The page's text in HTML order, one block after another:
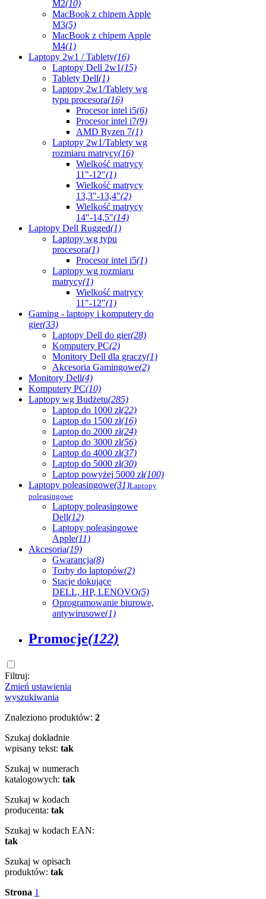
M2(10)
MacBook z chipem Apple
M3(5)
MacBook z chipem Apple
M4(1)
Laptopy 2w1 / Tablety(16)
Laptopy Dell 2w1(15)
Tablety Dell(1)
Laptopy 2w1/Tablety wg
typu procesora(16)
Procesor intel i5(6)
Procesor intel i7(9)
AMD Ryzen 7(1)
Laptopy 2w1/Tablety wg
rozmiaru matrycy(16)
Wielkość matrycy
11"-12"(1)
Wielkość matrycy
13,3"-13,4"(2)
Wielkość matrycy
14"-14,5"(14)
Laptopy Dell Rugged(1)
Laptopy wg typu
procesora(1)
Procesor intel i5(1)
Laptopy wg rozmiaru
matrycy(1)
Wielkość matrycy
11"-12"(1)
Gaming - laptopy i komputery do
gier(33)
Laptopy Dell do gier(28)
Komputery PC(2)
Monitory Dell dla graczy(1)
Akcesoria Gamingowe(2)
Monitory Dell(4)
Komputery PC(10)
Laptopy wg Budżetu(285)
Laptop do 1000 zł(22)
Laptop do 1500 zł(16)
Laptop do 2000 zł(24)
Laptop do 3000 zł(56)
Laptop do 4000 zł(37)
Laptop do 5000 zł(30)
Laptop powyżej 5000 zł(100)
Laptopy poleasingowe(31)Laptopy
poleasingowe
Laptopy poleasingowe
Dell(12)
Laptopy poleasingowe
Apple(11)
Akcesoria(19)
Gwarancja(8)
Torby do laptopów(2)
Stacje dokujące
DELL, HP, LENOVO(5)
Oprogramowanie biurowe,
antywirusowe(1)
Promocje(122)
Filtruj:
Zmień ustawienia
wyszukiwania
Znaleziono produktów: 2
Szukaj dokładnie
wpisany tekst: tak
Szukaj w numerach
katalogowych: tak
Szukaj w kodach
producenta: tak
Szukaj w kodach EAN:
tak
Szukaj w opisach
produktów: tak
Strona 1